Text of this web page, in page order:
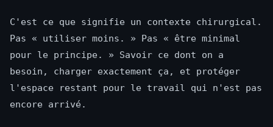
C'est ce que signifie un contexte chirurgical.
Pas « utiliser moins. » Pas « être minimal
pour le principe. » Savoir ce dont on a
besoin, charger exactement ça, et protéger
l'espace restant pour le travail qui n'est pas
encore arrivé.